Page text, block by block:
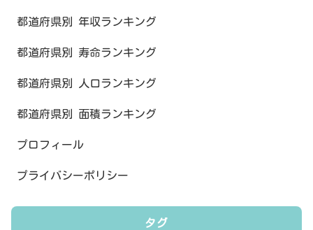
都道府県別 年収ランキング
都道府県別 寿命ランキング
都道府県別 人口ランキング
都道府県別 面積ランキング
プロフィール
プライバシーポリシー
タグ